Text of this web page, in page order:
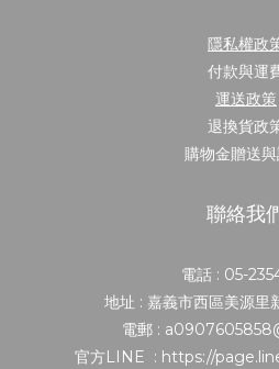
隱私權政
付款與運
運送政策
退換貨政
購物金贈送
聯絡我
電話 : 05-
地址 : 嘉義市西區美源里
電郵 :
官方LINE : https://